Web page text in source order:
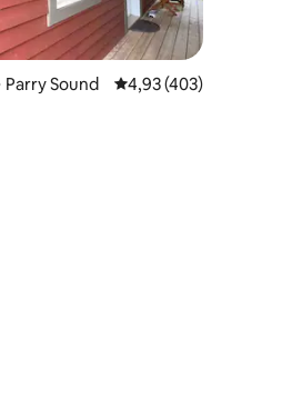
5, 211 avaliações
Sound 4,93 de uma avaliação
4,93 (403)